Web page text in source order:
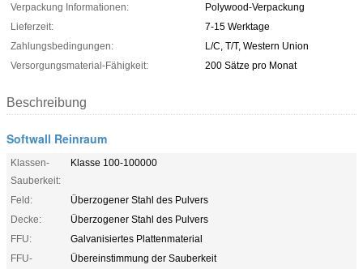
Verpackung Informationen:
Polywood-Verpackung
Lieferzeit:
7-15 Werktage
Zahlungsbedingungen:
L/C, T/T, Western Union
Versorgungsmaterial-Fähigkeit:
200 Sätze pro Monat
Beschreibung
Softwall Reinraum
Klassen-
Sauberkeit:
Klasse 100-100000
Feld:
Überzogener Stahl des Pulvers
Decke:
Überzogener Stahl des Pulvers
FFU:
Galvanisiertes Plattenmaterial
FFU-
Übereinstimmung der Sauberkeit